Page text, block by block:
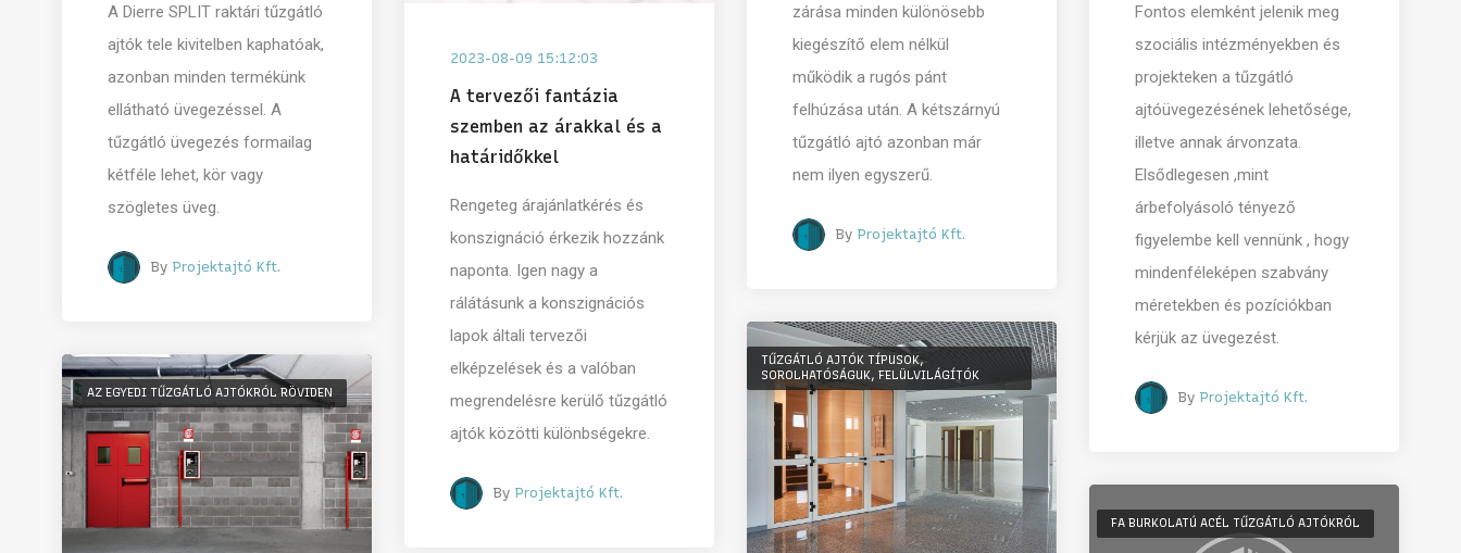
zárása minden különösebb
kiegészítő elem nélkül
működik a rugós pánt
felhúzása után. A kétszárnyú
tűzgátló ajtó azonban már
nem ilyen egyszerű.
By Projektajtó Kft.
A Dierre SPLIT raktári tűzgátló
ajtók tele kivitelben kaphatóak,
azonban minden termékünk
ellátható üvegezéssel. A
tűzgátló üvegezés formailag
kétféle lehet, kör vagy
szögletes üveg.
By Projektajtó Kft.
Fontos elemként jelenik meg
szociális intézményekben és
projekteken a tűzgátló
ajtóüvegezésének lehetősége,
illetve annak árvonzata.
Elsődlegesen ,mint
árbefolyásoló tényező
figyelembe kell vennünk , hogy
mindenféleképen szabvány
méretekben és pozíciókban
kérjük az üvegezést.
ByProjektajtó Kft.
2023-08-09 15:12:03
A tervezői fantázia
szemben az árakkal és a
határidőkkel
Rengeteg árajánlatkérés és
konszignáció érkezik hozzánk
naponta. Igen nagy a
rálátásunk a konszignációs
lapok általi tervezői
elképzelések és a valóban
megrendelésre kerülő tűzgátló
ajtók közötti különbségekre.
By Projektajtó Kft.
TŰZGÁTLÓ AJTÓK TÍPUSOK,
SOROLHATÓSÁGUK, FELÜLVILÁGÍTÓK
AZ EGYEDI TŰZGÁTLÓ AJTÓKRÓL RÖVIDEN
FA BURKOLATÚ ACÉL TŰZGÁTLÓ AJTÓKRÓL